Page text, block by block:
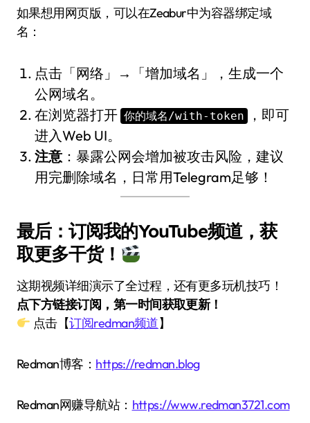
如果想用网页版，可以在Zeabur中为容器绑定域
名：
点击「网络」→「增加域名」，生成一个
公网域名。
在浏览器打开 你的域名/with-token ，即可
进入Web UI。
注意：暴露公网会增加被攻击风险，建议
用完删除域名，日常用Telegram足够！
最后：订阅我的YouTube频道，获
取更多干货！
这期视频详细演示了全过程，还有更多玩机技巧！
点下方链接订阅，第一时间获取更新！
点击【订阅redman频道】
Redman博客： https://redman.blog
Redman网赚导航站： https://www.redman3721.com